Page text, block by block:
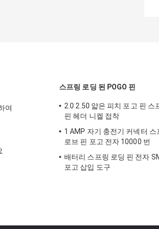
여
스프링 로딩 된 POGO 핀
2.0 2.50 얇은 피치 포고 핀 스
핀 헤더 니켈 접착
1 AMP 자기 충전기 커넥터 스
로브 핀 포고 전자 10000 번
배터리 스프링 로딩 핀 전자
포고 삽입 도구